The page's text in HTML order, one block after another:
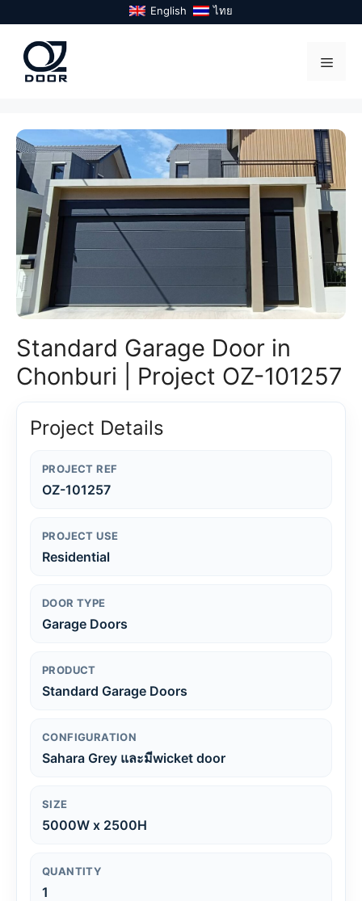
to
content
English ไทย
Standard Garage Door in
Chonburi | Project OZ-101257
Project Details
PROJECT REF
OZ-101257
PROJECT USE
Residential
DOOR TYPE
Garage Doors
PRODUCT
Standard Garage Doors
CONFIGURATION
Sahara Grey และมีwicket door
SIZE
5000W x 2500H
QUANTITY
1